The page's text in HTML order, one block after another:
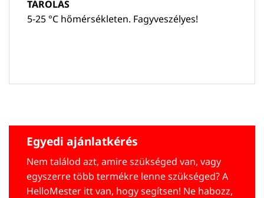
TÁROLÁS
5-25 °C hőmérsékleten. Fagyveszélyes!
Egyedi ajánlatkérés
Nem találod azt, amire szükséged van, vagy
egyszerre több termékre lenne szükséged? A
HelloMester itt van, hogy segítsen! Ne habozz,